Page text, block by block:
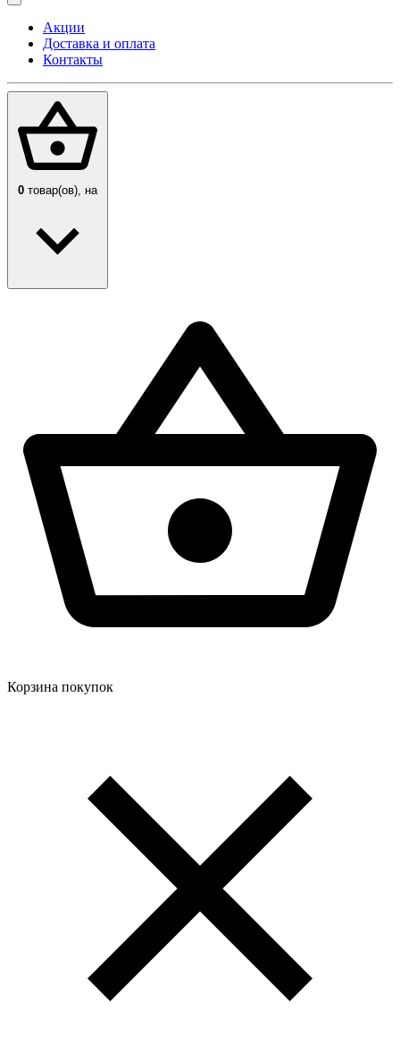
Акции
Доставка и оплата
Контакты
0 товар(ов), на
Корзина покупок